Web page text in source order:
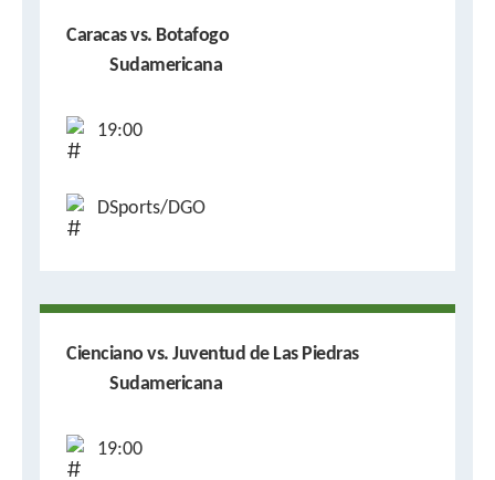
Caracas vs. Botafogo
Sudamericana
19:00
DSports/DGO
Cienciano vs. Juventud de Las Piedras
Sudamericana
19:00